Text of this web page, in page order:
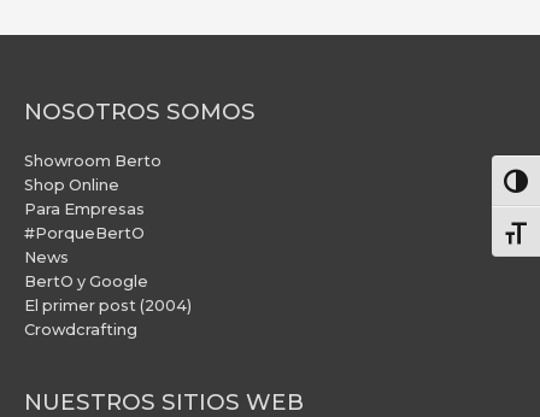
NOSOTROS SOMOS
Showroom Berto
Shop Online
Para Empresas
#PorqueBertO
News
BertO y Google
El primer post (2004)
Crowdcrafting
NUESTROS SITIOS WEB